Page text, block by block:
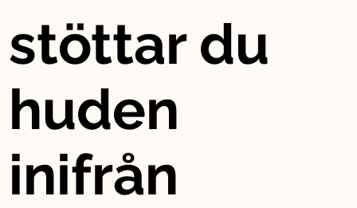
stöttar du
huden
inifrån